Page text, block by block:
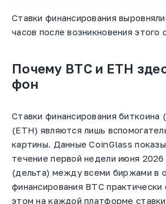
Ставки финансирования
часов после возникновения этого
Почему BTC и ETH
фон
Ставки финансирования биткоина
(ETH) являются лишь
картины. Данные CoinGlass
течение первой недели июня 2026
(дельта) между всеми биржами в
финансирования BTC
этом на каждой платформе